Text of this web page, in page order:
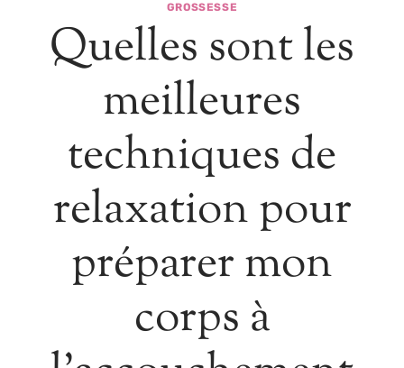
GROSSESSE
Quelles sont les
meilleures
techniques de
relaxation pour
préparer mon
corps à